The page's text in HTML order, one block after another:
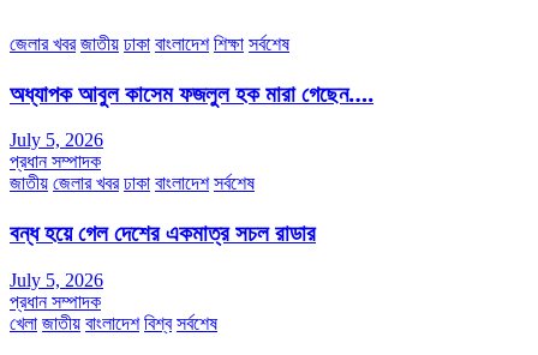
জেলার খবর জাতীয় ঢাকা বাংলাদেশ শিক্ষা সর্বশেষ
অধ্যাপক আবুল কাসেম ফজলুল হক মারা গেছেন….
July 5, 2026
প্রধান সম্পাদক
জাতীয় জেলার খবর ঢাকা বাংলাদেশ সর্বশেষ
বন্ধ হয়ে গেল দেশের একমাত্র সচল রাডার
July 5, 2026
প্রধান সম্পাদক
খেলা জাতীয় বাংলাদেশ বিশ্ব সর্বশেষ